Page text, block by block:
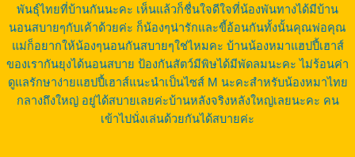
พันธุ์ไทยที่บ้านกันนะคะ เห็นแล้วก็ชื่นใจดีใจที่น้องพันทางได้มีบ้าน
นอนสบายๆกับเค้าด้วยค่ะ ก็น้องๆน่ารักและขี้อ้อนกันทั้งนั้นคุณพ่อคุณ
แม่ก็อยากให้น้องๆนอนกันสบายๆใช่ไหมคะ บ้านน้องหมาแฮปปี้เฮาส์
ของเรากันยุงได้นอนสบาย ป้องกันสัตว์มีพิษได้มีพัดลมนะคะ ไม่ร้อนค่า
ดูแลรักษาง่ายแฮปปี้เฮาส์แนะนำเป็นไซส์ M นะคะสำหรับน้องหมาไทย
กลางถึงใหญ่ อยู่ได้สบายเลยค่ะบ้านหลังจริงหลังใหญ่เลยนะคะ คน
เข้าไปนั่งเล่นด้วยกันได้สบายค่ะ